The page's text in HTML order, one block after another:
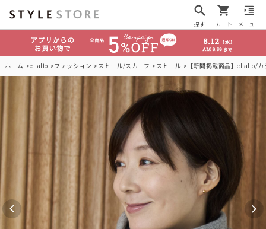
探す カート メニュー
ホーム el alto ファッション ストール/スカーフ ストール 【新聞掲載商品】el alto/